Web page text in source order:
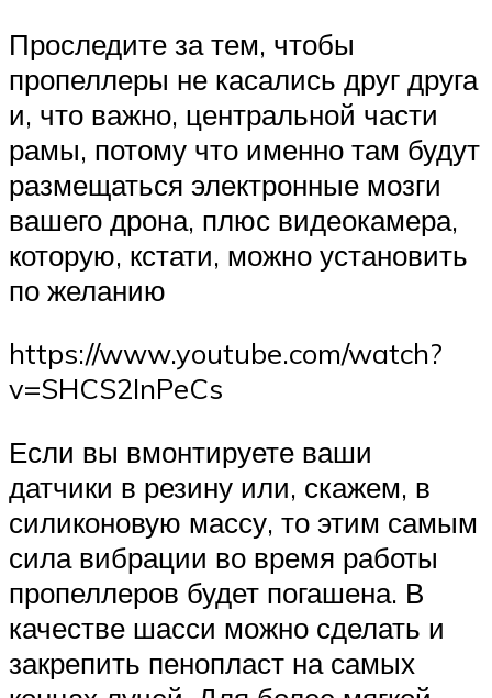
Проследите за тем, чтобы
пропеллеры не касались друг друга
и, что важно, центральной части
рамы, потому что именно там будут
размещаться электронные мозги
вашего дрона, плюс видеокамера,
которую, кстати, можно установить
по желанию
https://www.youtube.com/watch?
v=SHCS2InPeCs
Если вы вмонтируете ваши
датчики в резину или, скажем, в
силиконовую массу, то этим самым
сила вибрации во время работы
пропеллеров будет погашена. В
качестве шасси можно сделать и
закрепить пенопласт на самых